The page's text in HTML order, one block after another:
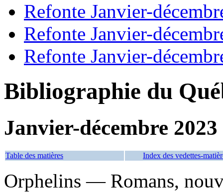
Refonte Janvier-
Refonte Janvier-
Refonte Janvier-
Bibliographie du
Janvier-décembre 2023
Table des matières Index des vedettes-
Orphelins — Romans,